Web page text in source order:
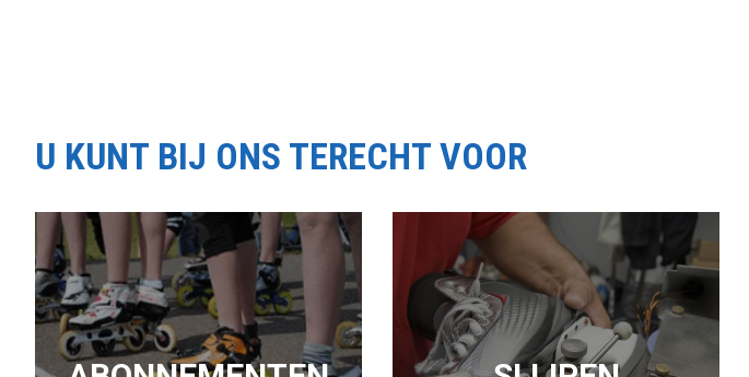
U KUNT BIJ ONS TERECHT VOOR